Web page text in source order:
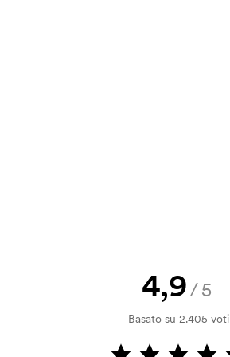
black
al momento della stampa.
da stampare. Se ripeti lo stesso
4,9/5
Basato su 2.405 voti